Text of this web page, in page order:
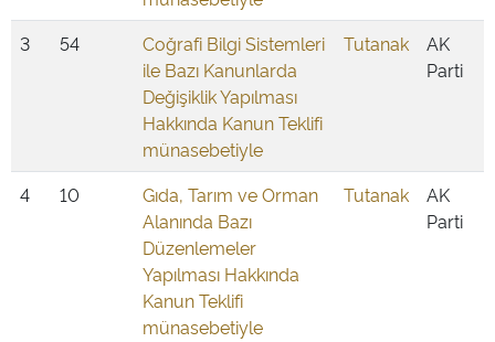
3 54
Coğrafi Bilgi Sistemleri
ile Bazı Kanunlarda
Değişiklik Yapılması
Hakkında Kanun Teklifi
münasebetiyle
Tutanak
AK
Parti
4 10
Gıda, Tarım ve Orman
Alanında Bazı
Düzenlemeler
Yapılması Hakkında
Kanun Teklifi
münasebetiyle
Tutanak
AK
Parti